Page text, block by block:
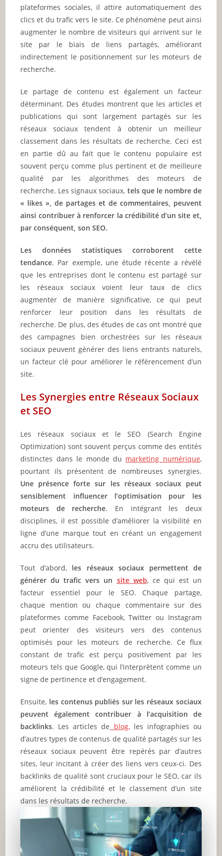
plateformes sociales, il attire automatiquement des
clics et du trafic vers le site. Ce phénomène peut ainsi
augmenter le nombre de visiteurs qui arrivent sur le
site par le biais de liens partagés, améliorant
indirectement le positionnement sur les moteurs de
recherche.
Le partage de contenu est également un facteur
déterminant. Des études montrent que les articles et
publications qui sont largement partagés sur les
réseaux sociaux tendent à obtenir un meilleur
classement dans les résultats de recherche. Ceci est
en partie dû au fait que le contenu populaire est
souvent perçu comme plus pertinent et de meilleure
qualité par les algorithmes des moteurs de
recherche. Les signaux sociaux, tels que le nombre de
« likes », de partages et de commentaires, peuvent
ainsi contribuer à renforcer la crédibilité d’un site et,
par conséquent, son SEO.
Les données statistiques corroborent cette
tendance. Par exemple, une étude récente a révélé
que les entreprises dont le contenu est partagé sur
les réseaux sociaux voient leur taux de clics
augmenter de manière significative, ce qui peut
renforcer leur position dans les résultats de
recherche. De plus, des études de cas ont montré que
des campagnes bien orchestrées sur les réseaux
sociaux peuvent générer des liens entrants naturels,
un facteur clé pour améliorer le référencement d’un
site.
Les Synergies entre Réseaux Sociaux
et SEO
Les réseaux sociaux et le SEO (Search Engine
Optimization) sont souvent perçus comme des entités
distinctes dans le monde du marketing numérique,
pourtant ils présentent de nombreuses synergies.
Une présence forte sur les réseaux sociaux peut
sensiblement influencer l’optimisation pour les
moteurs de recherche. En intégrant les deux
disciplines, il est possible d’améliorer la visibilité en
ligne d’une marque tout en créant un engagement
accru des utilisateurs.
Tout d’abord, les réseaux sociaux permettent de
générer du trafic vers un site web, ce qui est un
facteur essentiel pour le SEO. Chaque partage,
chaque mention ou chaque commentaire sur des
plateformes comme Facebook, Twitter ou Instagram
peut orienter des visiteurs vers des contenus
optimisés pour les moteurs de recherche. Ce flux
constant de trafic est perçu positivement par les
moteurs tels que Google, qui l’interprètent comme un
signe de pertinence et d’engagement.
Ensuite, les contenus publiés sur les réseaux sociaux
peuvent également contribuer à l’acquisition de
backlinks. Les articles de blog,les infographies ou
d’autres types de contenus de qualité partagés sur les
réseaux sociaux peuvent être repérés par d’autres
sites, leur incitant à créer des liens vers ceux-ci. Des
backlinks de qualité sont cruciaux pour le SEO, car ils
améliorent la crédibilité et le classement d’un site
dans les résultats de recherche.